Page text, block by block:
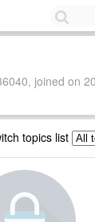
joined on
topics list